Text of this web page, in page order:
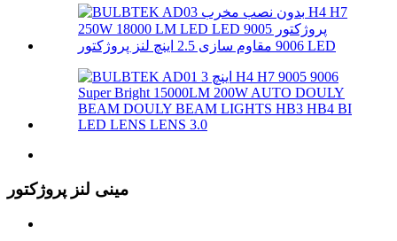
مینی لنز پروژکتور